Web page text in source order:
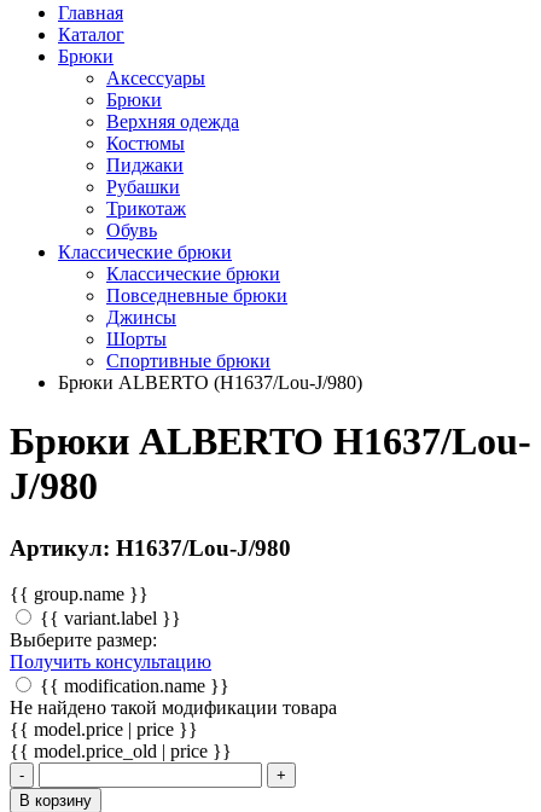
Главная
Каталог
Брюки
Аксессуары
Брюки
Верхняя одежда
Костюмы
Пиджаки
Рубашки
Трикотаж
Обувь
Классические брюки
Классические брюки
Повседневные брюки
Джинсы
Шорты
Спортивные брюки
Брюки ALBERTO (H1637/Lou-J/980)
Брюки ALBERTO H1637/Lou-
J/980
Артикул: H1637/Lou-J/980
{{ group.name }}
{{ variant.label }}
Выберите размер:
Получить консультацию
{{ modification.name }}
Не найдено такой модификации товара
{{ model.price | price }}
{{ model.price_old | price }}
-
+
В корзину